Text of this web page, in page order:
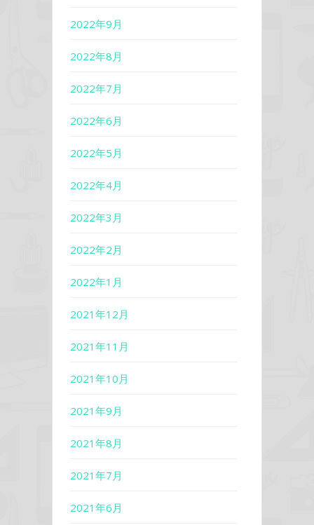
2022年9月
2022年8月
2022年7月
2022年6月
2022年5月
2022年4月
2022年3月
2022年2月
2022年1月
2021年12月
2021年11月
2021年10月
2021年9月
2021年8月
2021年7月
2021年6月